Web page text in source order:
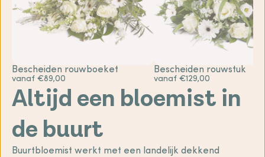
Bescheiden rouwboeket
vanaf €89,00
Bescheiden rouwstuk
vanaf €129,00
Altijd een bloemist in
de buurt
Buurtbloemist werkt met een landelijk dekkend